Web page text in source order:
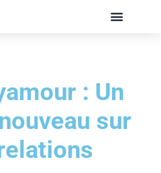
: Un
sur